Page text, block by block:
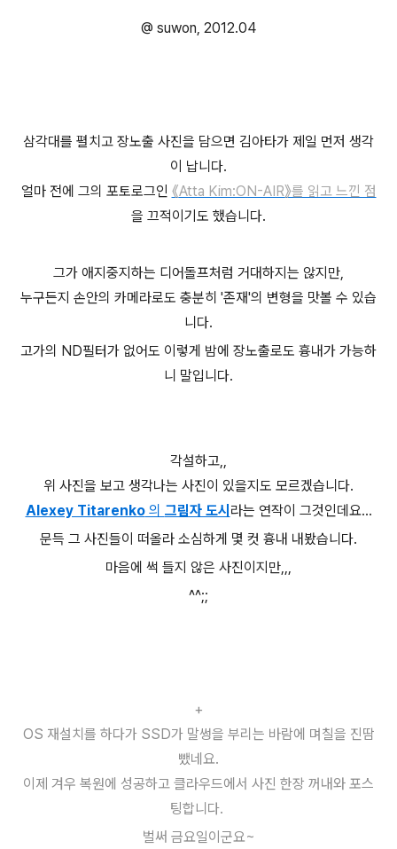
@ suwon, 2012.04
삼각대를 펼치고 장노출 사진을 담으면 김아타가 제일 먼저 생각
이 납니다.
얼마 전에 그의 포토로그인 《Atta Kim:ON-AIR》를 읽고 느낀 점
을 끄적이기도 했습니다.
그가 애지중지하는 디어돌프처럼 거대하지는 않지만,
누구든지 손안의 카메라로도 충분히 '존재'의 변형을 맛볼 수 있습
니다.
고가의 ND필터가 없어도 이렇게 밤에 장노출로도 흉내가 가능하
니 말입니다.
각설하고,,
위 사진을 보고 생각나는 사진이 있을지도 모르겠습니다.
Alexey Titarenko의 그림자 도시 라는 연작이 그것인데요...
문득 그 사진들이 떠올라 소심하게 몇 컷 흉내 내봤습니다.
마음에 썩 들지 않은 사진이지만,,,
^^;;
+
OS 재설치를 하다가 SSD가 말썽을 부리는 바람에 며칠을 진땀
뺐네요.
이제 겨우 복원에 성공하고 클라우드에서 사진 한장 꺼내와 포스
팅합니다.
벌써 금요일이군요~